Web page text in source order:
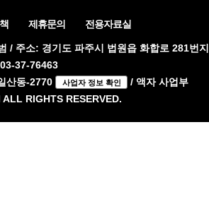
제휴문의 전용자료실
/ 주소: 경기도 파주시 법원읍 화합로 281번지
37-76463
산동-2770
사업자 정보 확인
/ 액자 사업부
RIGHTS RESERVED.